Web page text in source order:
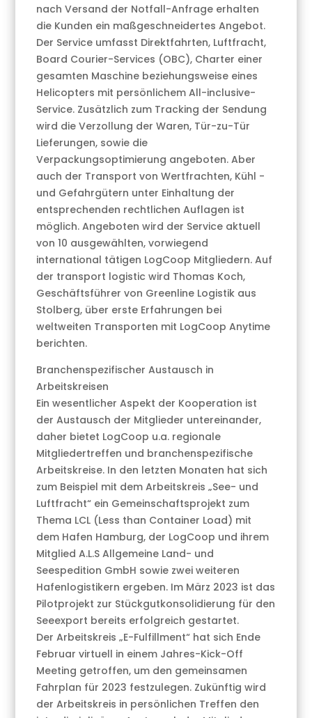
nach Versand der Notfall-Anfrage erhalten
die Kunden ein maßgeschneidertes Angebot.
Der Service umfasst Direktfahrten, Luftfracht,
Board Courier-Services (OBC), Charter einer
gesamten Maschine beziehungsweise eines
Helicopters mit persönlichem All-inclusive-
Service. Zusätzlich zum Tracking der Sendung
wird die Verzollung der Waren, Tür-zu-Tür
Lieferungen, sowie die
Verpackungsoptimierung angeboten. Aber
auch der Transport von Wertfrachten, Kühl -
und Gefahrgütern unter Einhaltung der
entsprechenden rechtlichen Auflagen ist
möglich. Angeboten wird der Service aktuell
von 10 ausgewählten, vorwiegend
international tätigen LogCoop Mitgliedern. Auf
der transport logistic wird Thomas Koch,
Geschäftsführer von Greenline Logistik aus
Stolberg, über erste Erfahrungen bei
weltweiten Transporten mit LogCoop Anytime
berichten.
Branchenspezifischer Austausch in
Arbeitskreisen
Ein wesentlicher Aspekt der Kooperation ist
der Austausch der Mitglieder untereinander,
daher bietet LogCoop u.a. regionale
Mitgliedertreffen und branchenspezifische
Arbeitskreise. In den letzten Monaten hat sich
zum Beispiel mit dem Arbeitskreis „See- und
Luftfracht“ ein Gemeinschaftsprojekt zum
Thema LCL (Less than Container Load) mit
dem Hafen Hamburg, der LogCoop und ihrem
Mitglied A.L.S Allgemeine Land- und
Seespedition GmbH sowie zwei weiteren
Hafenlogistikern ergeben. Im März 2023 ist das
Pilotprojekt zur Stückgutkonsolidierung für den
Seeexport bereits erfolgreich gestartet.
Der Arbeitskreis „E-Fulfillment“ hat sich Ende
Februar virtuell in einem Jahres-Kick-Off
Meeting getroffen, um den gemeinsamen
Fahrplan für 2023 festzulegen. Zukünftig wird
der Arbeitskreis in persönlichen Treffen den